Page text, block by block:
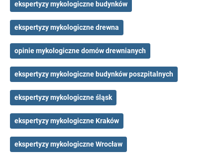
ekspertyzy mykologiczne budynków
ekspertyzy mykologiczne drewna
opinie mykologiczne domów drewnianych
ekspertyzy mykologiczne budynków poszpitalnych
ekspertyzy mykologiczne śląsk
ekspertyzy mykologiczne Kraków
ekspertyzy mykologiczne Wrocław